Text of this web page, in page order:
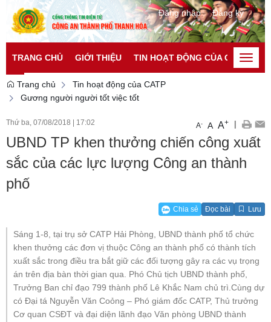
Đăng nhập Đăng ký
TRANG CHỦ GIỚI THIỆU TIN HOẠT ĐỘNG CỦA CATPToggle
Trang chủ
Tin hoạt động của CATP
Gương người người tốt việc tốt
Thứ ba, 07/08/2018 17:02 A- A A+ |
UBND TP khen thưởng chiến công xuất
sắc của các lực lượng Công an thành
phố
Chia sẻ Đọc bài Lưu
Sáng 1-8, tại trụ sở CATP Hải Phòng, UBND thành phố tổ chức
khen thưởng các đơn vị thuộc Công an thành phố có thành tích
xuất sắc trong điều tra bắt giữ các đối tượng gây ra các vụ trọng
án trên địa bàn thời gian qua. Phó Chủ tịch UBND thành phố,
Trưởng Ban chỉ đạo 799 thành phố Lê Khắc Nam chủ trì.Cùng dự
có Đại tá Nguyễn Văn Coỏng – Phó giám đốc CATP, Thủ trưởng
Cơ quan CSĐT và đại diện lãnh đạo Văn phòng UBND thành